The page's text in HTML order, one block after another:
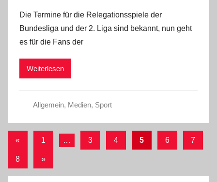
n
a
Die Termine für die Relegationsspiele der
Bundesliga und der 2. Liga sind bekannt, nun geht
es für die Fans der
Weiterlesen
Allgemein, Medien, Sport
Seitennummerierung
der
Beiträge
« Vorherige
1 … 3 4 5 6 7
8
Nächste
»